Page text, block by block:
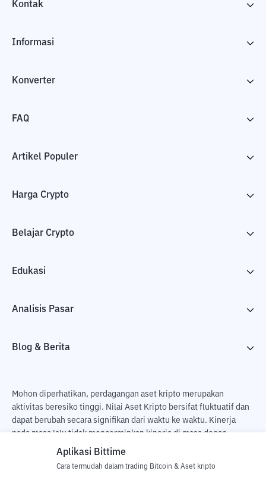
Kontak
Informasi
Konverter
FAQ
Artikel Populer
Harga Crypto
Belajar Crypto
Edukasi
Analisis Pasar
Blog & Berita
Mohon diperhatikan, perdagangan aset kripto merupakan
aktivitas beresiko tinggi. Nilai Aset Kripto bersifat fluktuatif dan
dapat berubah secara signifikan dari waktu ke waktu. Kinerja
pada masa lalu tidak mencerminkan kinerja di masa depan.
Terdapat risiko kehilangan sebagai dampak dari membeli dan
pengguna. PT Utama Aset Digital Indonesia (Bittime) tidak
Aplikasi Bittime
Cara termudah dalam trading Bitcoin & Aset kripto